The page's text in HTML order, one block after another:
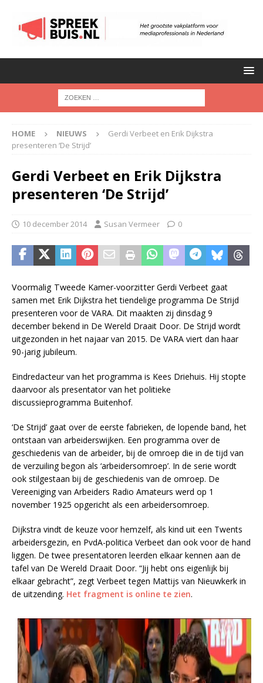
HOME NIEUWS
Gerdi Verbeet en Erik Dijkstra
presenteren ‘De Strijd’
Gerdi Verbeet en Erik Dijkstra
presenteren ‘De Strijd’
10 december 2014 Susan Vermeer 0
Voormalig Tweede Kamer-voorzitterGerdi Verbeet gaat
samen met Erik Dijkstra het tiendelige programma De Strijd
presenteren voor de VARA. Dit maakten zij dinsdag 9
december bekend in De Wereld Draait Door. De Strijd wordt
uitgezonden in het najaar van 2015. De VARA viert dan haar
90-jarig jubileum.
Eindredacteur van het programma is Kees Driehuis. Hij stopte
daarvoor als presentator van het politieke
discussieprogramma Buitenhof.
‘De Strijd’ gaat over de eerste fabrieken, de lopende band, het
ontstaan van arbeiderswijken. Een programma over de
geschiedenis van de arbeider, bij de omroep die in de tijd van
de verzuiling begon als ‘arbeidersomroep’. In de serie wordt
ook stilgestaan bij de geschiedenis van de omroep. De
Vereeniging van Arbeiders Radio Amateurs werd op 1
november 1925 opgericht als een arbeidersomroep.
Dijkstra vindt de keuze voor hemzelf, als kind uit een Twents
arbeidersgezin, en PvdA-politica Verbeet dan ook voor de hand
liggen. De twee presentatoren leerden elkaar kennen aan de
tafel van De Wereld Draait Door. “Jij hebt ons eigenlijk bij
elkaar gebracht”, zegt Verbeet tegen Mattijs van Nieuwkerk in
de uitzending. Het fragment is online te zien.